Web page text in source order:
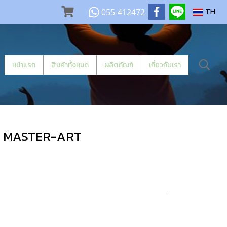
055-412472 TH
หน้าแรก สินค้าทั้งหมด ผลิตภัณฑ์ เกี่ยวกับเรา
MASTER-ART